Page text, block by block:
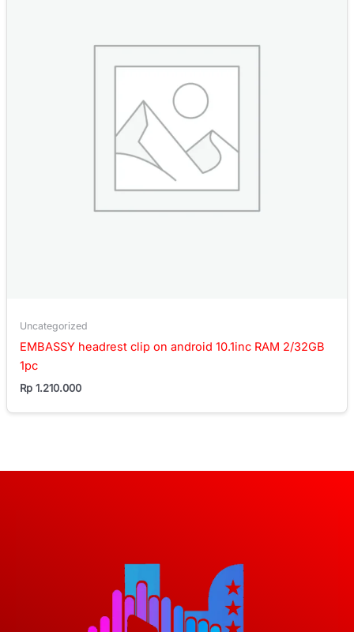
Uncategorized
EMBASSY headrest clip on android 10.1inc RAM 2/32GB
1pc
Rp 1.210.000